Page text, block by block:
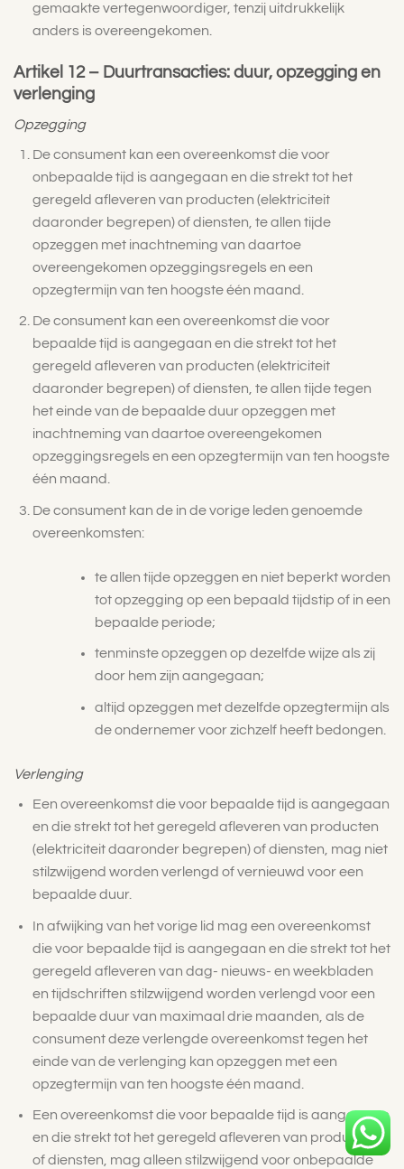
gemaakte vertegenwoordiger, tenzij uitdrukkelijk
anders is overeengekomen.
Artikel 12 – Duurtransacties: duur, opzegging en
verlenging
Opzegging
De consument kan een overeenkomst die voor
onbepaalde tijd is aangegaan en die strekt tot het
geregeld afleveren van producten (elektriciteit
daaronder begrepen) of diensten, te allen tijde
opzeggen met inachtneming van daartoe
overeengekomen opzeggingsregels en een
opzegtermijn van ten hoogste één maand.
De consument kan een overeenkomst die voor
bepaalde tijd is aangegaan en die strekt tot het
geregeld afleveren van producten (elektriciteit
daaronder begrepen) of diensten, te allen tijde tegen
het einde van de bepaalde duur opzeggen met
inachtneming van daartoe overeengekomen
opzeggingsregels en een opzegtermijn van ten hoogste
één maand.
De consument kan de in de vorige leden genoemde
overeenkomsten:
te allen tijde opzeggen en niet beperkt worden
tot opzegging op een bepaald tijdstip of in een
bepaalde periode;
tenminste opzeggen op dezelfde wijze als zij
door hem zijn aangegaan;
altijd opzeggen met dezelfde opzegtermijn als
de ondernemer voor zichzelf heeft bedongen.
Verlenging
Een overeenkomst die voor bepaalde tijd is aangegaan
en die strekt tot het geregeld afleveren van producten
(elektriciteit daaronder begrepen) of diensten, mag niet
stilzwijgend worden verlengd of vernieuwd voor een
bepaalde duur.
In afwijking van het vorige lid mag een overeenkomst
die voor bepaalde tijd is aangegaan en die strekt tot het
geregeld afleveren van dag- nieuws- en weekbladen
en tijdschriften stilzwijgend worden verlengd voor een
bepaalde duur van maximaal drie maanden, als de
consument deze verlengde overeenkomst tegen het
einde van de verlenging kan opzeggen met een
opzegtermijn van ten hoogste één maand.
Een overeenkomst die voor bepaalde tijd is aangegaan
en die strekt tot het geregeld afleveren van producten
of diensten, mag alleen stilzwijgend voor onbepaalde